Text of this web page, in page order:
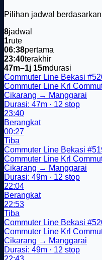
Pilihan jadwal
8jadwal
1rute
06:38pertama
23:40terakhir
47m–1j 15mdurasi
Commuter Line Bekasi
Commuter Line Krl
Cikarang → Manggarai
Durasi: 47m · 12 stop
23:40
Berangkat
00:27
Tiba
Commuter Line Bekasi
Commuter Line Krl
Cikarang → Manggarai
Durasi: 49m · 12 stop
22:04
Berangkat
22:53
Tiba
Commuter Line Bekasi
Commuter Line Krl
Cikarang → Manggarai
Durasi: 49m · 12 stop